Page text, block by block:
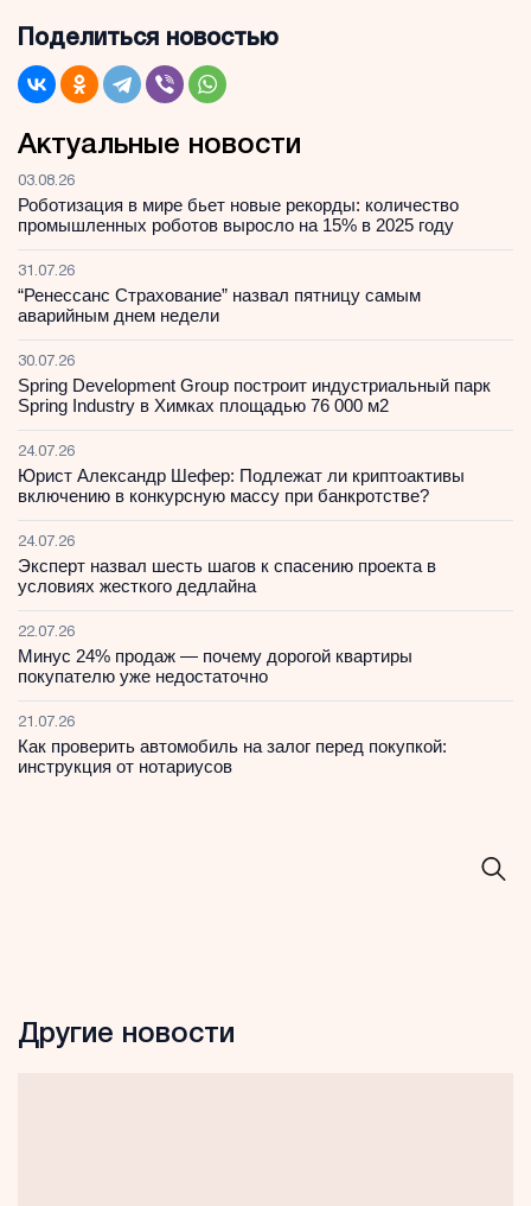
Поделиться новостью
Актуальные новости
03.08.26
Роботизация в мире бьет новые рекорды: количество
промышленных роботов выросло на 15% в 2025 году
31.07.26
“Ренессанс Страхование” назвал пятницу самым
аварийным днем недели
30.07.26
Spring Development Group построит индустриальный парк
Spring Industry в Химках площадью 76 000 м2
24.07.26
Юрист Александр Шефер: Подлежат ли криптоактивы
включению в конкурсную массу при банкротстве?
24.07.26
Эксперт назвал шесть шагов к спасению проекта в
условиях жесткого дедлайна
22.07.26
Минус 24% продаж — почему дорогой квартиры
покупателю уже недостаточно
21.07.26
Как проверить автомобиль на залог перед покупкой:
инструкция от нотариусов
Другие новости